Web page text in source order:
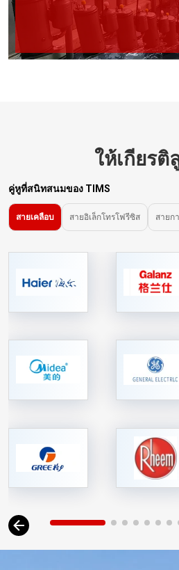
ให้เกียรติ
คู่หูที่สนิทสนมของ TIMS
สายเคลือบ สายอิเล็กโทรโฟรีซิส สายก